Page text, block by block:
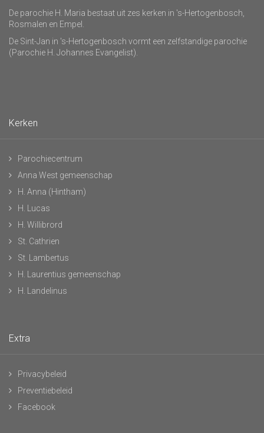
De parochie H. Maria bestaat uit zes kerken in 's-Hertogenbosch,
Rosmalen en Empel.
De Sint-Jan in 's-Hertogenbosch vormt een zelfstandige parochie
(Parochie H. Johannes Evangelist).
Kerken
Parochiecentrum
Anna West gemeenschap
H. Anna (Hintham)
H. Lucas
H. Willibrord
St. Cathrien
St. Lambertus
H. Laurentius gemeenschap
H. Landelinus
Extra
Privacybeleid
Preventiebeleid
Facebook